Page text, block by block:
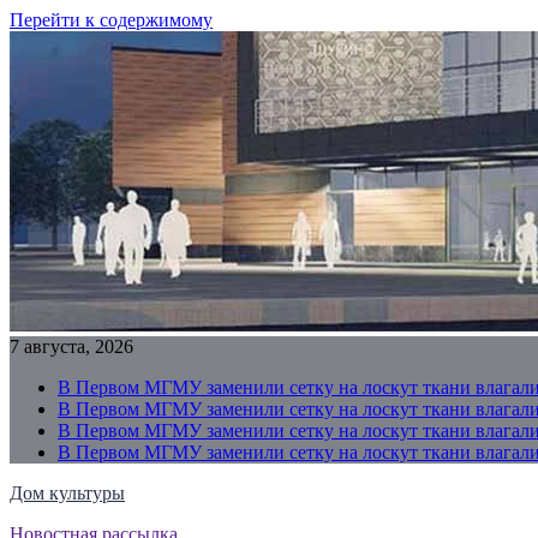
Перейти к содержимому
7 августа, 2026
В Первом МГМУ заменили сетку на лоскут ткани
В Первом МГМУ заменили сетку на лоскут ткани
В Первом МГМУ заменили сетку на лоскут ткани
В Первом МГМУ заменили сетку на лоскут ткани
Дом культуры
Новостная рассылка